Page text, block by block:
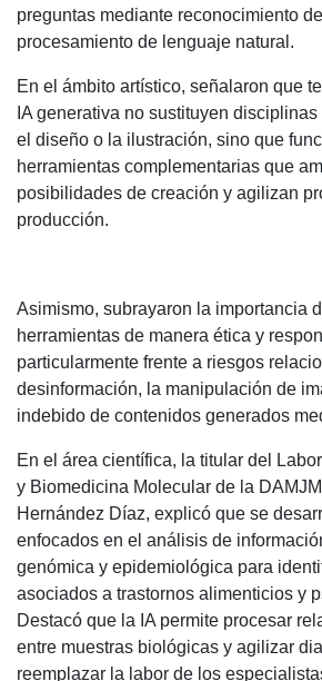
preguntas mediante reconocimiento
procesamiento de lenguaje natural.
En el ámbito artístico, señalaron que
IA generativa no sustituyen
el diseño o la ilustración, sino que
herramientas complementarias que
posibilidades de creación y agilizan
producción.
Asimismo, subrayaron la importancia
herramientas de manera ética y
particularmente frente a riesgos
desinformación, la manipulación de
indebido de contenidos generados
En el área científica, la titular del
y Biomedicina Molecular de la
Hernández Díaz, explicó que se
enfocados en el análisis de
genómica y epidemiológica para
asociados a trastornos alimenticios y
Destacó que la IA permite procesar
entre muestras biológicas y agilizar
reemplazar la labor de los